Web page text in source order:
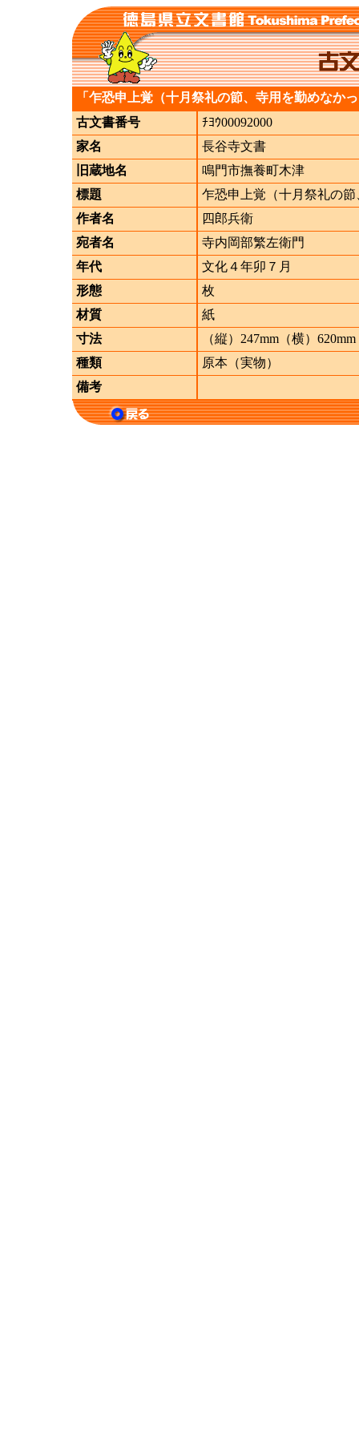
「乍恐申上覚（十月祭礼の節、寺用を勤めなか
古文書番号
ﾁﾖｳ00092000
家名
長谷寺文書
旧蔵地名
鳴門市撫養町木津
標題
乍恐申上覚（十月祭礼の
作者名
四郎兵衛
宛者名
寺内岡部繁左衛門
年代
文化４年卯７月
形態
枚
材質
紙
寸法
（縦）247mm（横）620mm
種類
原本（実物）
備考